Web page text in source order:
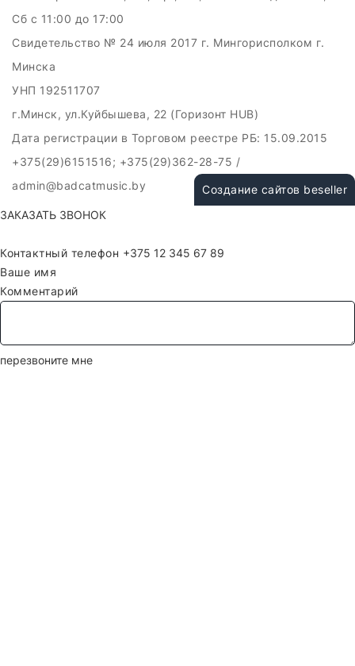
Сб c 11:00 до 17:00
Свидетельство № 24 июля 2017 г. Мингорисполком г.
Минска
УНП 192511707
г.Минск, ул.Куйбышева, 22 (Горизонт HUB)
Дата регистрации в Торговом реестре РБ: 15.09.2015
+375(29)6151516; +375(29)362-28-75 /
admin@badcatmusic.by
Создание сайтов beseller
ЗАКАЗАТЬ ЗВОНОК
Контактный телефон
Ваше имя
Комментарий
перезвоните мне